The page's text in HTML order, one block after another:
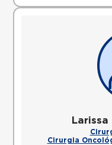
Cirurgia